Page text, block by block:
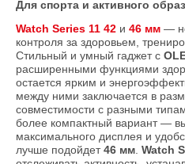
Для спорта и активного
Watch Series 11 42 и 46 мм —
контроля за здоровьем,
Стильный и умный гаджет с
расширенными функциями
остается ярким и
между ними заключается в
совместимости с разными
более компактный вариант —
максимального дисплея и
лучше подойдет46 мм. Watch